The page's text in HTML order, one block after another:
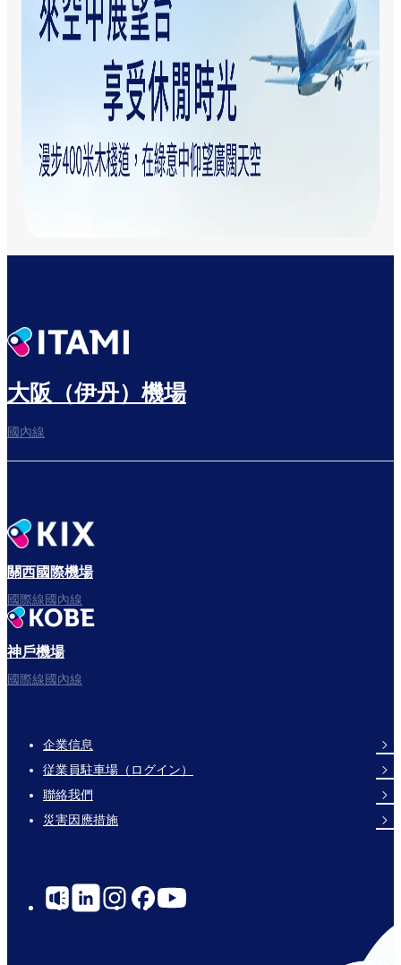
大阪（伊丹）機場
國內線
關西國際機場
國際線國內線
神戶機場
國際線國內線
Footer
Links
企業信息
従業員駐車場（ログイン）
聯絡我們
災害因應措施
Social